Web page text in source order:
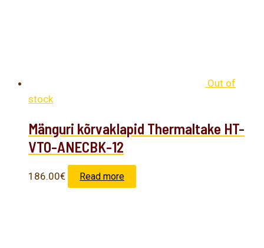
Out of
stock
Mänguri kõrvaklapid Thermaltake HT-
VTO-ANECBK-12
186.00€ Read more